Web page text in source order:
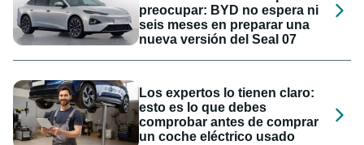
preocupar: BYD no espera ni
seis meses en preparar una
nueva versión del Seal 07
Los expertos lo tienen claro:
esto es lo que debes
comprobar antes de comprar
un coche eléctrico usado